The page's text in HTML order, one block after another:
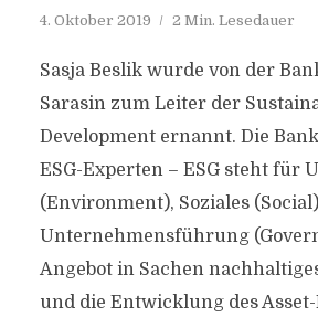
4. Oktober 2019 2 Min. Lesedauer
Sasja Beslik wurde von der
Sarasin zum Leiter der
Development ernannt. Die
ESG-Experten – ESG steht für
(Environment), Soziales
Unternehmensführung
Angebot in Sachen
und die Entwicklung des